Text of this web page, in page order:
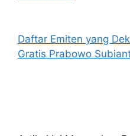
Daftar Emiten yang
Gratis Prabowo